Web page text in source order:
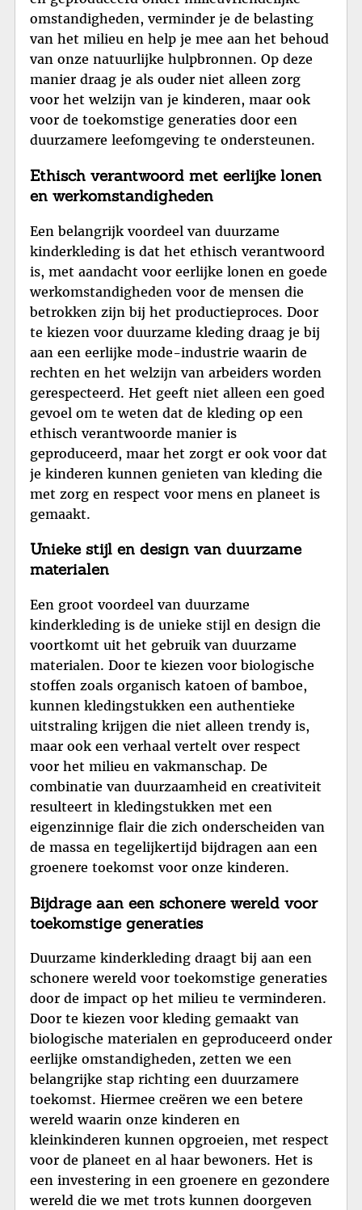
omstandigheden, verminder je de belasting
van het milieu en help je mee aan het behoud
van onze natuurlijke hulpbronnen. Op deze
manier draag je als ouder niet alleen zorg
voor het welzijn van je kinderen, maar ook
voor de toekomstige generaties door een
duurzamere leefomgeving te ondersteunen.
Ethisch verantwoord met eerlijke lonen
en werkomstandigheden
Een belangrijk voordeel van duurzame
kinderkleding is dat het ethisch verantwoord
is, met aandacht voor eerlijke lonen en goede
werkomstandigheden voor de mensen die
betrokken zijn bij het productieproces. Door
te kiezen voor duurzame kleding draag je bij
aan een eerlijke mode-industrie waarin de
rechten en het welzijn van arbeiders worden
gerespecteerd. Het geeft niet alleen een goed
gevoel om te weten dat de kleding op een
ethisch verantwoorde manier is
geproduceerd, maar het zorgt er ook voor dat
je kinderen kunnen genieten van kleding die
met zorg en respect voor mens en planeet is
gemaakt.
Unieke stijl en design van duurzame
materialen
Een groot voordeel van duurzame
kinderkleding is de unieke stijl en design die
voortkomt uit het gebruik van duurzame
materialen. Door te kiezen voor biologische
stoffen zoals organisch katoen of bamboe,
kunnen kledingstukken een authentieke
uitstraling krijgen die niet alleen trendy is,
maar ook een verhaal vertelt over respect
voor het milieu en vakmanschap. De
combinatie van duurzaamheid en creativiteit
resulteert in kledingstukken met een
eigenzinnige flair die zich onderscheiden van
de massa en tegelijkertijd bijdragen aan een
groenere toekomst voor onze kinderen.
Bijdrage aan een schonere wereld voor
toekomstige generaties
Duurzame kinderkleding draagt bij aan een
schonere wereld voor toekomstige generaties
door de impact op het milieu te verminderen.
Door te kiezen voor kleding gemaakt van
biologische materialen en geproduceerd onder
eerlijke omstandigheden, zetten we een
belangrijke stap richting een duurzamere
toekomst. Hiermee creëren we een betere
wereld waarin onze kinderen en
kleinkinderen kunnen opgroeien, met respect
voor de planeet en al haar bewoners. Het is
een investering in een groenere en gezondere
wereld die we met trots kunnen doorgeven